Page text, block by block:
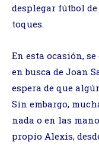
desplegar fútbol
toques.
En esta ocasión,
en busca de Joan
espera de que
Sin embargo,
nada o en las
propio Alexis,